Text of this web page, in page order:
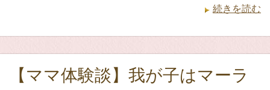
続きを読む
【ママ体験談】我が子はマーラ